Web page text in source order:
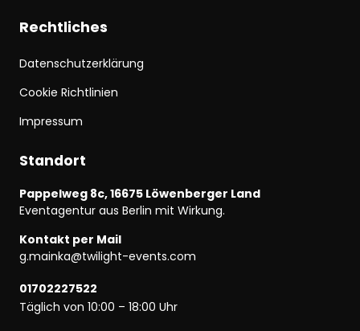
Rechtliches
Datenschutzerklärung
Cookie Richtlinien
Impressum
Standort
Pappelweg 8c, 16675 Löwenberger Land
Eventagentur aus Berlin mit Wirkung.
Kontakt per Mail
g.mainka@twilight-events.com
01702227522
Täglich von 10:00 – 18:00 Uhr